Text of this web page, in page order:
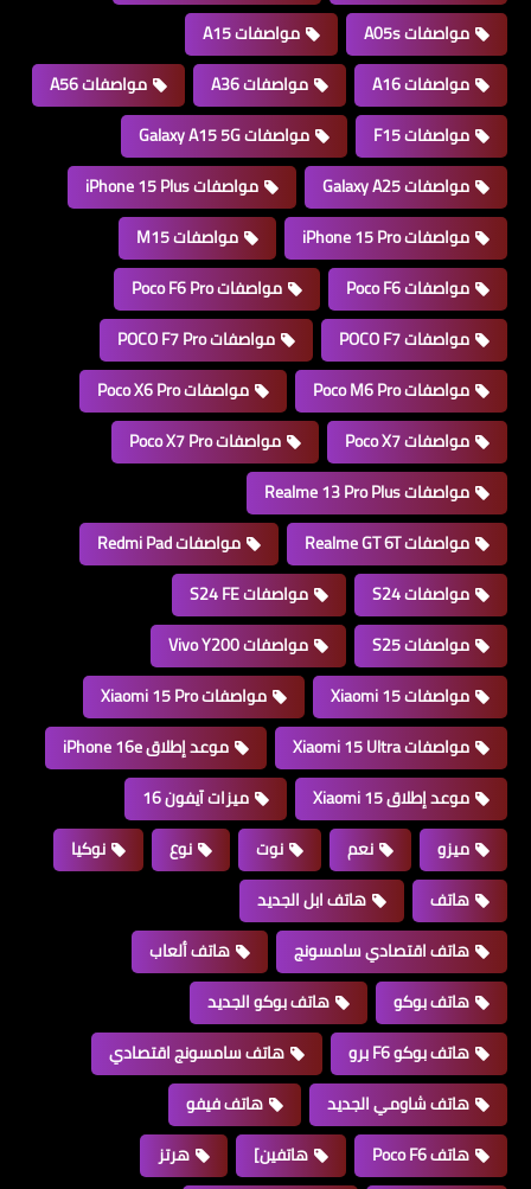
مواصفات A05s
مواصفات A15
مواصفات A16
مواصفات A36
مواصفات A56
مواصفات F15
مواصفات Galaxy A15 5G
مواصفات Galaxy A25
مواصفات iPhone 15 Plus
مواصفات iPhone 15 Pro
مواصفات M15
مواصفات Poco F6
مواصفات Poco F6 Pro
مواصفات POCO F7
مواصفات POCO F7 Pro
مواصفات Poco M6 Pro
مواصفات Poco X6 Pro
مواصفات Poco X7
مواصفات Poco X7 Pro
مواصفات Realme 13 Pro Plus
مواصفات Realme GT 6T
مواصفات Redmi Pad
مواصفات S24
مواصفات S24 FE
مواصفات S25
مواصفات Vivo Y200
مواصفات Xiaomi 15
مواصفات Xiaomi 15 Pro
مواصفات Xiaomi 15 Ultra
موعد إطلاق iPhone 16e
موعد إطلاق Xiaomi 15
ميزات آيفون 16
ميزو
نعم نوت نوع
نوكيا
هاتف
هاتف ابل الجديد
هاتف اقتصادي سامسونج
هاتف ألعاب
هاتف بوكو
هاتف بوكو الجديد
هاتف بوكو F6 برو
هاتف سامسونج اقتصادي
هاتف شاومي الجديد
هاتف فيفو
هاتف Poco F6
هاتفين]
هرتز